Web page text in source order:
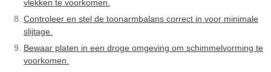
vlekken te voorkomen.
Controleer en stel de toonarmbalans correct in voor minimale
slijtage.
Bewaar platen in een droge omgeving om schimmelvorming te
voorkomen.